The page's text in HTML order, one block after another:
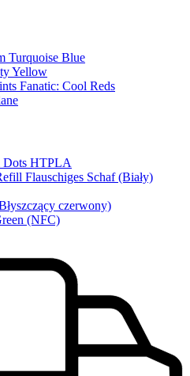
Turquoise Blue
Yellow
Fanatic: Cool Reds
Dots HTPLA
Flauschiges Schaf (Biały)
czerwony)
(NFC)